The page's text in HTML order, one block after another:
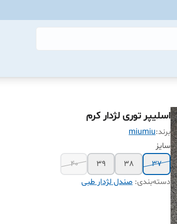
اسلیپر توری لژدار کرم
برند:miumiu
سایز
37
38
39
40
دسته‌بندی: صندل لژدار طبی